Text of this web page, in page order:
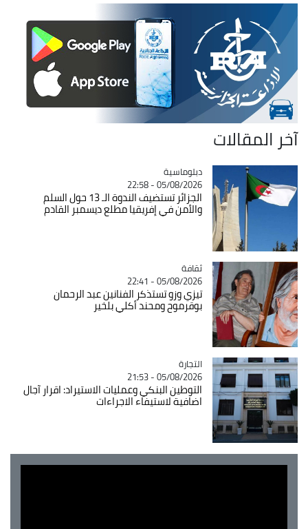
آخر المقالات
Catégorie
دبلوماسية
05/08/2026 - 22:58
الجزائر تستضيف الندوة الـ 13 حول السلم
والأمن في إفريقيا مطلع ديسمبر القادم
Catégorie
ثقافة
05/08/2026 - 22:41
تيزي وزو تستذكر الفنانين عبد الرحمان
بوقرموح ومحند أكلي بلخير
Catégorie
التجارة
05/08/2026 - 21:53
التوطين البنكي وعمليات الاستيراد: اقرار آجال
اضافية لاستيفاء الاجراءات